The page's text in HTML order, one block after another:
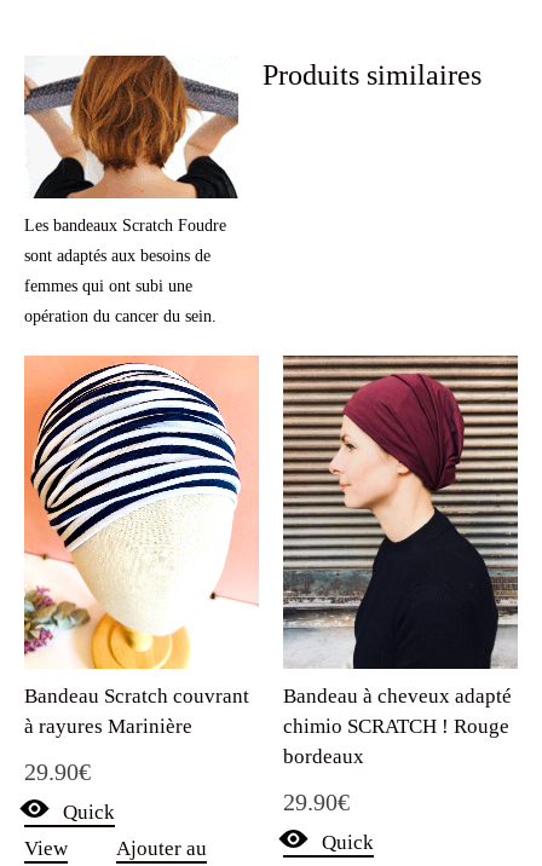
Les bandeaux Scratch Foudre
sont adaptés aux besoins de
femmes qui ont subi une
opération du cancer du sein.
Produits similaires
Bandeau Scratch couvrant
à rayures Marinière
29.90€
Quick
View
Ajouter au
Bandeau à cheveux adapté
chimio SCRATCH ! Rouge
bordeaux
29.90€
Quick